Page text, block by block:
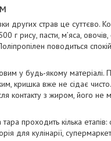
других страв це суттєво.
рису, пасти, м’яса, овочів,
поводиться
у будь-якому матеріалі.
кришка вже не сідає
контакту з жиром, його не
проходить кілька етапів:
для кулінарії,